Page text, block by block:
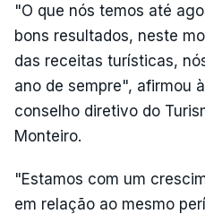
"O que nós temos até
bons resultados, neste
das receitas turísticas,
ano de sempre", afirmou
conselho diretivo do
Monteiro.
"Estamos com um
em relação ao mesmo